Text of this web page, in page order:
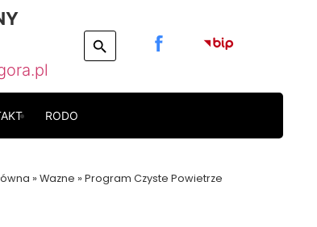
RODO
» Wazne » Program Czyste Powietrze